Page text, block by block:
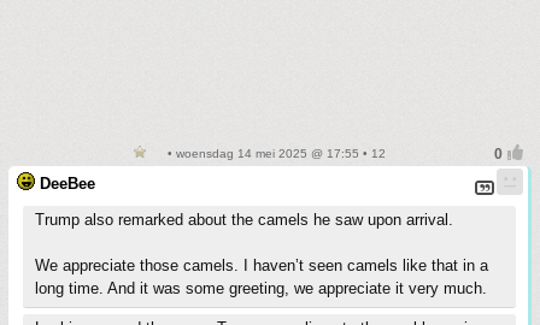
• woensdag 14 mei 2025 @ 17:55 • 12
DeeBee
Trump also remarked about the camels he saw upon arrival.
We appreciate those camels. I haven’t seen camels like that in a
long time. And it was some greeting, we appreciate it very much.